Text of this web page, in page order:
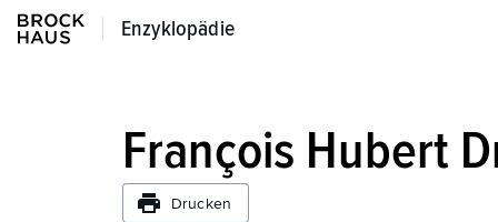
Enzyklopädie
Enzyklopädie
François Hubert
Drucken